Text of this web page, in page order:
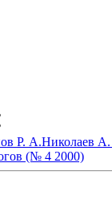
Р. А.Николаев
(№ 4 2000)